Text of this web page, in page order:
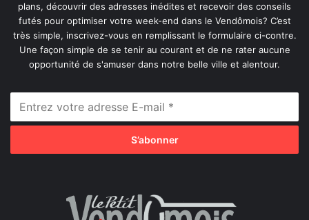
plans, découvrir des adresses inédites et recevoir des conseils
futés pour optimiser votre week-end dans le Vendômois? C’est
très simple, inscrivez-vous en remplissant le formulaire ci-contre.
Une façon simple de se tenir au courant et de ne rater aucune
opportunité de s'amuser dans notre belle ville et alentour.